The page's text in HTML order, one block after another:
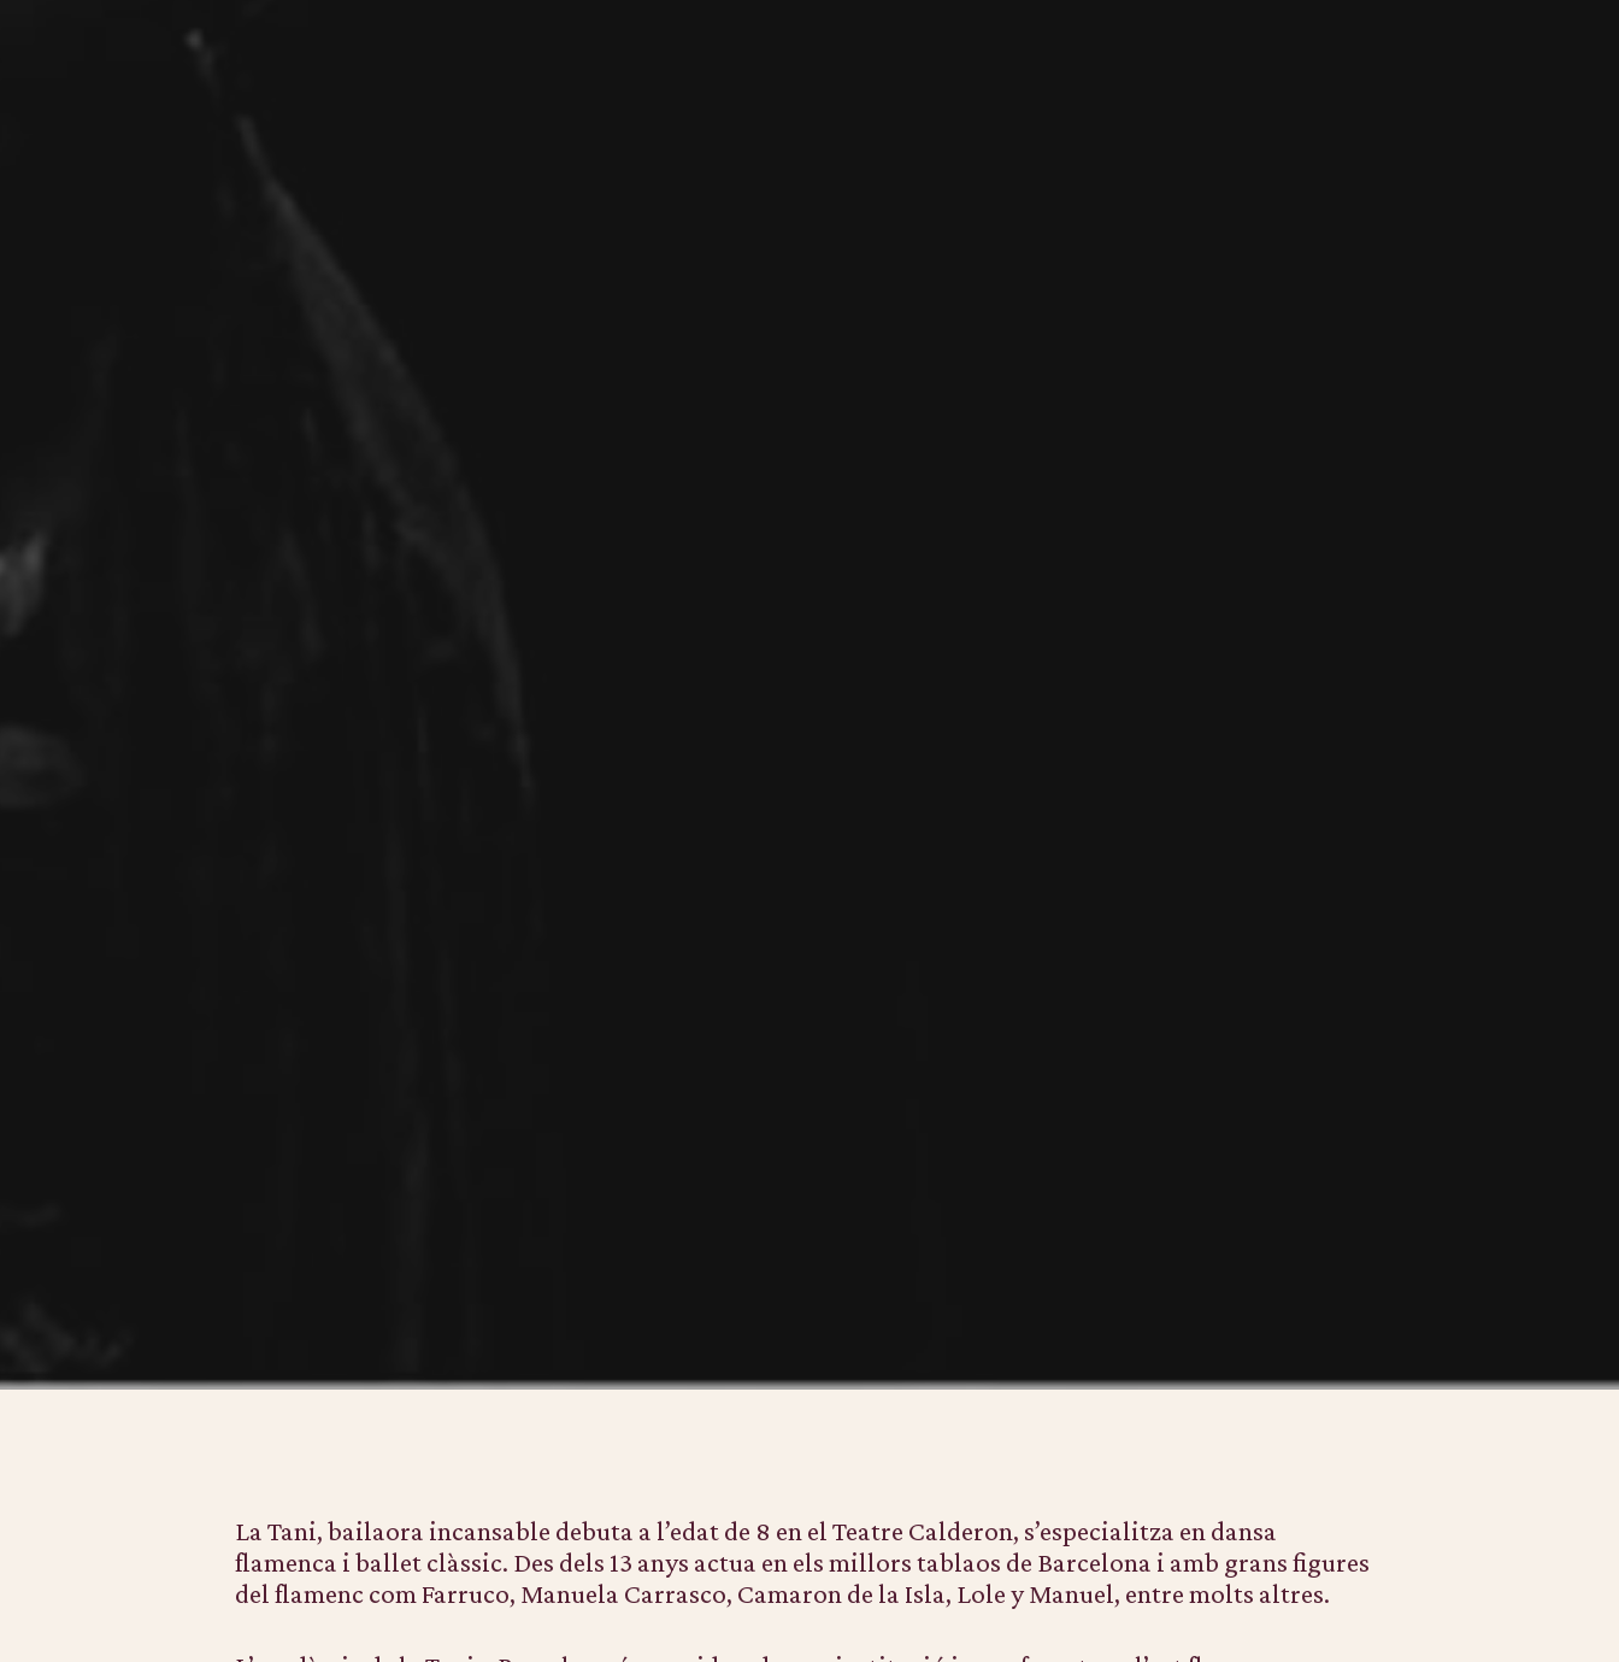
La Tani, bailaora incansable debuta a l’edat de 8 en el Teatre Calderon, s’especialitza en dansa
flamenca i ballet clàssic. Des dels 13 anys actua en els millors tablaos de Barcelona i amb grans figures
del flamenc com Farruco, Manuela Carrasco, Camaron de la Isla, Lole y Manuel, entre molts altres.